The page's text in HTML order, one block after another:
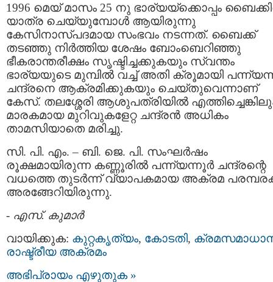
1996 മെയ്‌ മാസം 25 നു ഭാര്യയ്ക്കൊപ്പം
യാത്ര ചെയ്യുമ്പോള്‍ ആയിരുന്നു
കേസിനാസ്പദമായ സംഭവം നടന്നത്. ബൈക്ക്
തടഞ്ഞു നിര്‍ത്തിയ ശേഷം ബോംബെറിഞ്ഞു
ഭീകരാന്തരീക്ഷം സൃഷ്ടിച്ചക്കുകയും സ്വന്തം
ഭാര്യയുടെ മുമ്പില്‍ വച്ച് അതി ക്രൂമായി
ചന്ദ്രനെ ആക്രമിക്കുകയും ചെയ്തുവെന്നാണ്
കേസ്‌. തലശ്ശേരി ആശുപത്രിയില്‍
മാരകമായ മുറിവുകളേറ്റ ചന്ദ്രന്‍ അധികം
താമസിയാതെ മരിച്ചു.
സി. പി. എം. – ബി. ജെ. പി. സംഘര്‍ഷം
രൂക്ഷമായിരുന്ന കണ്ണൂരില്‍ പന്ന്യന്നൂര്‍ ചന്ദ്രന്റെ
വധത്തെ തുടര്‍ന്ന് വ്യാപകമായ അക്രമ
അരങ്ങേറിയിരുന്നു.
- എസ്. കുമാര്‍
വായിക്കുക: കുറ്റകൃത്യം, കോടതി,
രാഷ്ട്രീയ അക്രമം
അഭിപ്രായം എഴുതുക »